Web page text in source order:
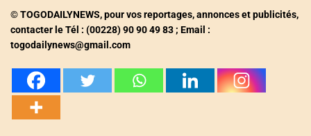
© TOGODAILYNEWS, pour vos reportages, annonces et publicités,
contacter le Tél : (00228) 90 90 49 83 ; Email :
togodailynews@gmail.com